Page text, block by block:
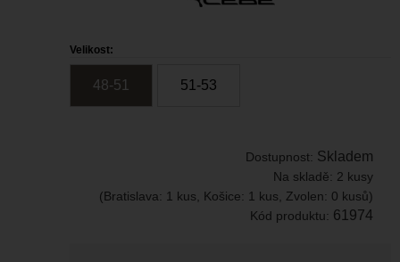
Velikost:
48-51 51-53
Dostupnost: Skladem
Na skladě: 2 kusy
(Bratislava: 1 kus, Košice: 1 kus, Zvolen: 0 kusů)
Kód produktu: 61974